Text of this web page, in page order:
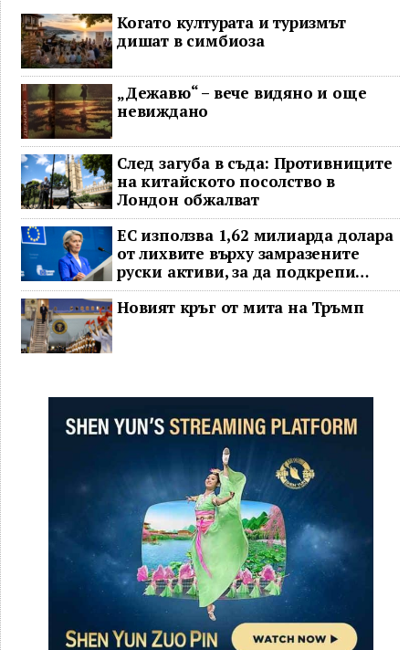
Когато културата и туризмът
дишат в симбиоза
„Дежавю“ – вече видяно и още
невиждано
След загуба в съда: Противниците
на китайското посолство в
Лондон обжалват
ЕС използва 1,62 милиарда долара
от лихвите върху замразените
руски активи, за да подкрепи
Украйна
Новият кръг от мита на Тръмп